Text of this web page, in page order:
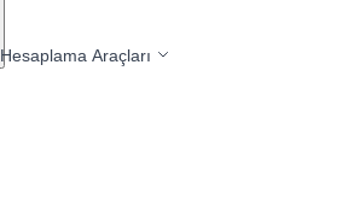
Hesaplama Araçları